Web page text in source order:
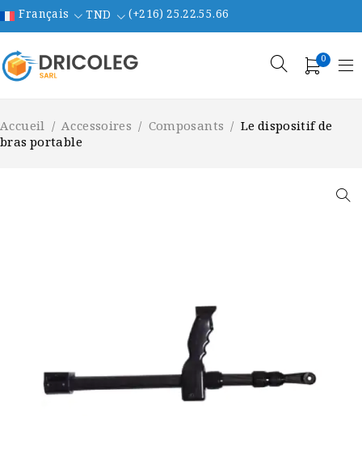
Français TND (+216) 25.22.55.66
0
Accueil / Accessoires / Composants / Le dispositif de
bras portable